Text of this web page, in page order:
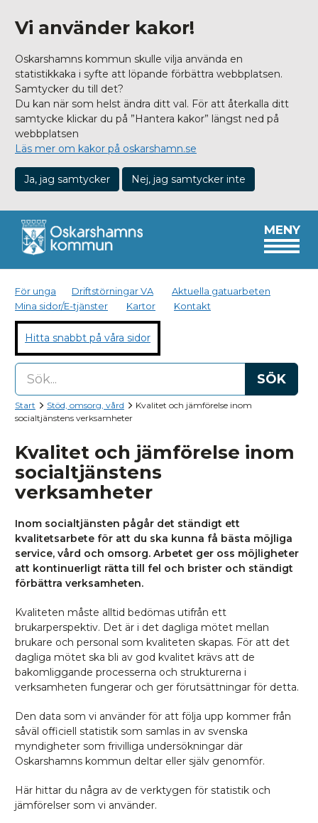
Vi använder kakor!
Oskarshamns kommun skulle vilja använda en
statistikkaka i syfte att löpande förbättra webbplatsen.
Samtycker du till det?
Du kan när som helst ändra ditt val. För att återkalla ditt
samtycke klickar du på ”Hantera kakor” längst ned på
webbplatsen
Läs mer om kakor på oskarshamn.se
Ja, jag samtycker Nej, jag samtycker inte
MENY
För unga Driftstörningar VA
Aktuella gatuarbeten
Mina sidor/E-tjänster
Kartor Kontakt
Hitta snabbt på våra sidor
SÖK
Start Stöd, omsorg, vård
Kvalitet och jämförelse inom
socialtjänstens verksamheter
Kvalitet och jämförelse inom
socialtjänstens
verksamheter
Inom socialtjänsten pågår det ständigt ett
kvalitetsarbete för att du ska kunna få bästa möjliga
service, vård och omsorg. Arbetet ger oss möjligheter
att kontinuerligt rätta till fel och brister och ständigt
förbättra verksamheten.
Kvaliteten måste alltid bedömas utifrån ett
brukarperspektiv. Det är i det dagliga mötet mellan
brukare och personal som kvaliteten skapas. För att det
dagliga mötet ska bli av god kvalitet krävs att de
bakomliggande processerna och strukturerna i
verksamheten fungerar och ger förutsättningar för detta.
Den data som vi använder för att följa upp kommer från
såväl officiell statistik som samlas in av svenska
myndigheter som frivilliga undersökningar där
Oskarshamns kommun deltar eller själv genomför.
Här hittar du några av de verktygen för statistik och
jämförelser som vi använder.